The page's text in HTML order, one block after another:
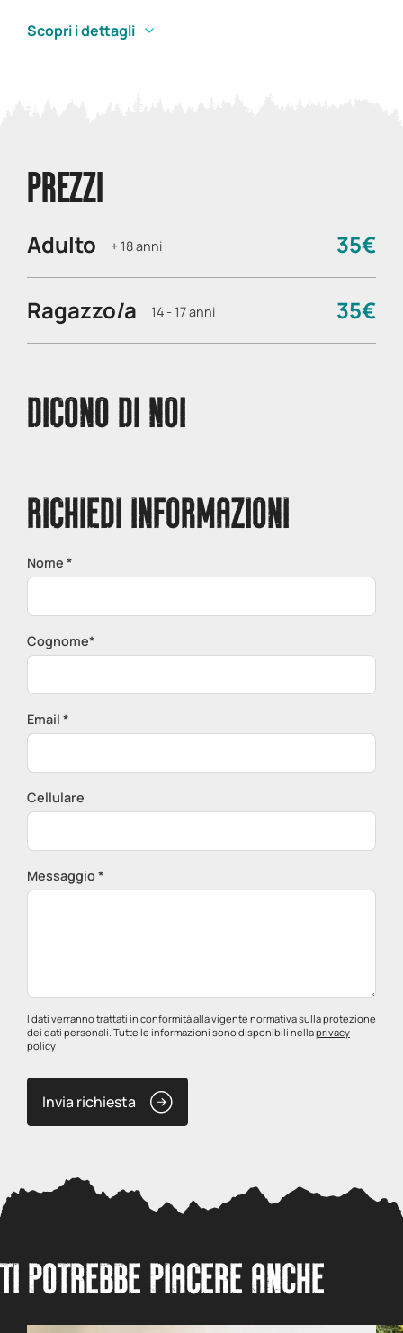
Scopri i dettagli
PREZZI
Adulto + 18 anni 35€
Ragazzo/a 14 - 17 anni 35€
DICONO DI NOI
RICHIEDI INFORMAZIONI
Nome *
Cognome*
Email *
Cellulare
Messaggio *
I dati verranno trattati in conformità alla vigente normativa sulla protezione
dei dati personali. Tutte le informazioni sono disponibili nellaprivacy
policy
Invia richiesta
TI POTREBBE PIACERE ANCHE